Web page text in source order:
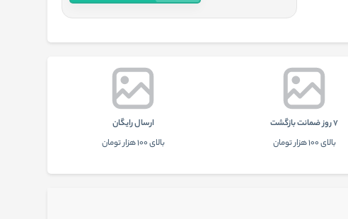
7 روز ضمانت بازگشت
بالای 100 هزار تومان
ارسال رایگان
بالای 100 هزار تومان